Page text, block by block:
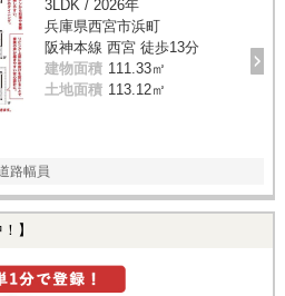
3LDK / 2026年
兵庫県西宮市浜町
阪神本線 西宮 徒歩13分
建物面積 111.33㎡
土地面積 113.12㎡
路幅員
】